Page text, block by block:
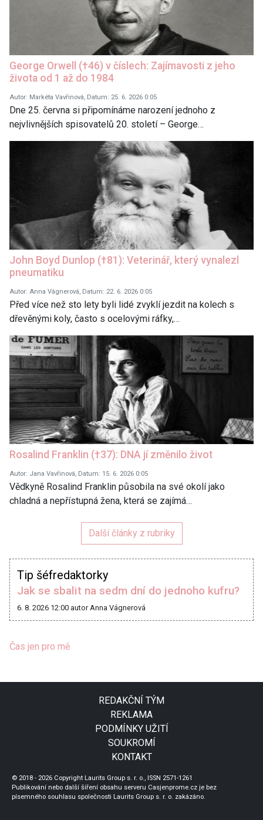
George Orwell (†46) v číslech: Zajímavosti z jeho
života od 1 až do 1984
Autor: Markéta Vavřinová, Datum: 25. 6. 2026 0:05
Dne 25. června si připomínáme narození jednoho z
nejvlivnějších spisovatelů 20. století – George…
John Boyd Dunlop (†81): Veterinář, který vynalezl
pneumatiku
Autor: Anna Vágnerová, Datum: 22. 6. 2026 0:05
Před více než sto lety byli lidé zvyklí jezdit na kolech s
dřevěnými koly, často s ocelovými ráfky,…
Rosalind Franklin (†37): DNA jí změnilo život
Autor: Jana Vavřinová, Datum: 15. 6. 2026 0:05
Vědkyně Rosalind Franklin působila na své okolí jako
chladná a nepřístupná žena, která se zajímá…
Další články z rubriky
Tip šéfredaktorky
Jak se sbalit na sedm dní do jednoho kufru?
6. 8. 2026 12:00 autor Anna Vágnerová
Čas jen pro mě
REDAKČNÍ TÝM
REKLAMA
PODMÍNKY UŽITÍ
SOUKROMÍ
KONTAKT
© 2018 - 2026 Copyright Laurits Group s. r. o., ISSN 2571-1261
Publikování nebo další šíření obsahu serveru Casjenprome.cz je bez
písemného souhlasu společnosti Laurits Group s. r. o. zakázáno.